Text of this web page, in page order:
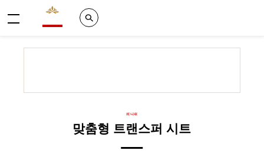
Valrhona - Imaginons le meilleur du chocolat
Search
피니쉬
맞춤형 트랜스퍼 시트